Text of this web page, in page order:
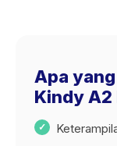
Apa
Kindy A2